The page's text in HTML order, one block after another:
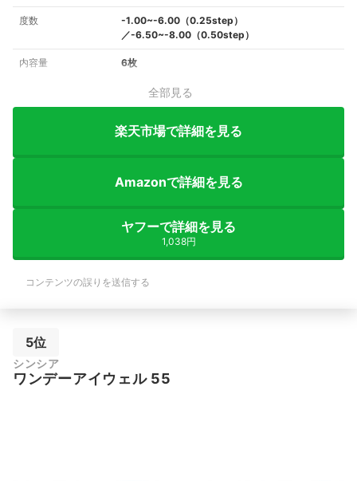
度数
-1.00~-6.00（0.25step）
／-6.50~-8.00（0.50step）
内容量 6枚
全部見る
楽天市場で詳細を見る
Amazonで詳細を見る
ヤフーで詳細を見る
1,038円
コンテンツの誤りを送信する
5位
シンシア
ワンデーアイウェル 55